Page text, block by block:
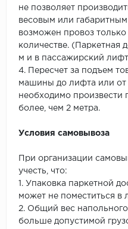
не позволяет
весовым или
возможен провоз
количестве. (Паркетная
м и в пассажирский
4. Пересчет за подъем
машины до лифта или от
необходимо произвести
более, чем 2 метра.
Условия самовывоза
При организации
учесть, что:
1. Упаковка паркетной
может не поместиться в
2. Общий вес
больше допустимой